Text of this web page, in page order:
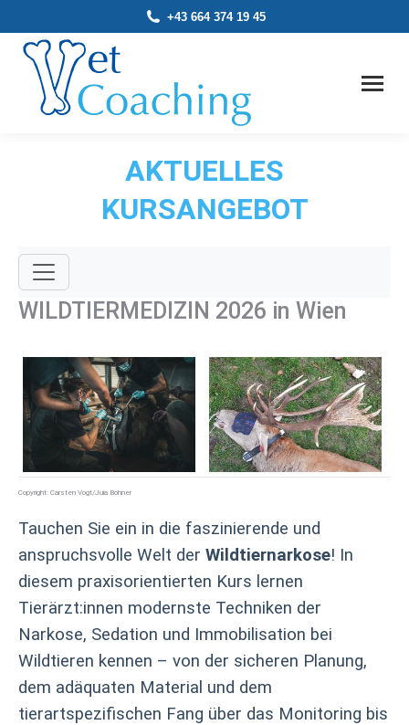
+43 664 374 19 45
AKTUELLES
KURSANGEBOT
WILDTIERMEDIZIN 2026 in Wien
Copyright: Carsten Vogt/Juia Bohner
Tauchen Sie ein in die faszinierende und
anspruchsvolle Welt der Wildtiernarkose! In
diesem praxisorientierten Kurs lernen
Tierärzt:innen modernste Techniken der
Narkose, Sedation und Immobilisation bei
Wildtieren kennen – von der sicheren Planung,
dem adäquaten Material und dem
tierartspezifischen Fang über das Monitoring bis